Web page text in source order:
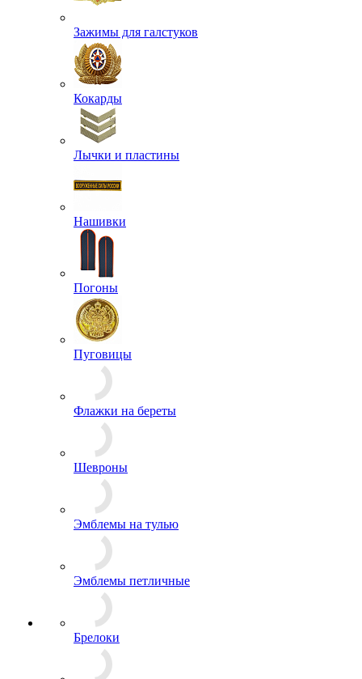
Зажимы для галстуков
Кокарды
Лычки и пластины
Нашивки
Погоны
Пуговицы
Флажки на береты
Шевроны
Эмблемы на тулью
Эмблемы петличные
Брелоки